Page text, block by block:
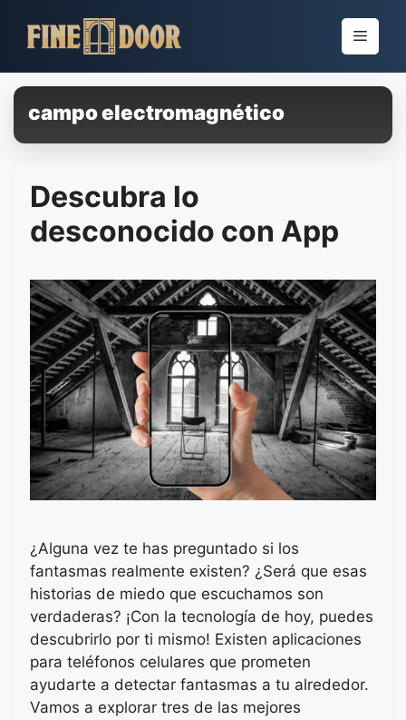
para
conteúdo
Menu
campo electromagnético
Descubra lo
desconocido con App
¿Alguna vez te has preguntado si los
fantasmas realmente existen? ¿Será que esas
historias de miedo que escuchamos son
verdaderas? ¡Con la tecnología de hoy, puedes
descubrirlo por ti mismo! Existen aplicaciones
para teléfonos celulares que prometen
ayudarte a detectar fantasmas a tu alrededor.
Vamos a explorar tres de las mejores